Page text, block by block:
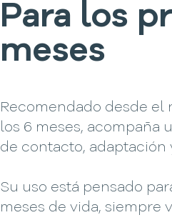
Para los
meses
Recomendado desde el
los 6 meses, acompaña
de contacto, adaptación
Su uso está pensado
meses de vida, siempre